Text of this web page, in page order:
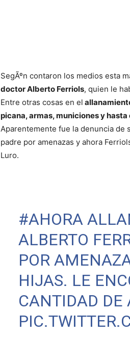
SegÃºn contaron los medios esta
doctor Alberto Ferriols, quien le
Entre otras cosas en el
picana, armas, municiones y hasta
Aparentemente fue la denuncia de
padre por amenazas y ahora
Luro.
#AHORA
ALBERTO
POR
HIJAS. LE
CANTIDAD DE